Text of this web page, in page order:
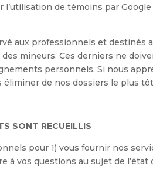
de témoins par
aux professionnels et destinés
mineurs. Ces derniers ne
personnels. Si nous
de nos dossiers le plus
SONT RECUEILLIS
pour 1) vous fournir nos
à vos questions au sujet de